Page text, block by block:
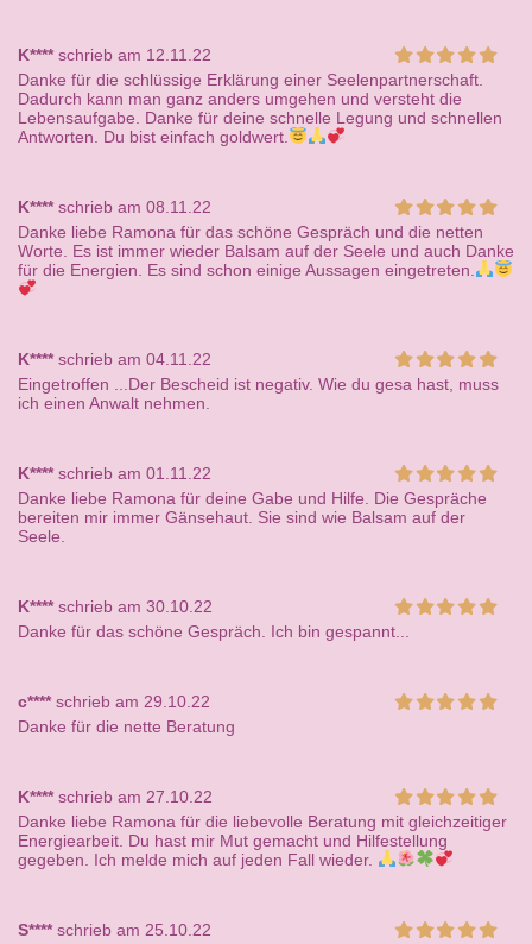
K****schrieb am 12.11.22
Danke für die schlüssige Erklärung einer Seelenpartnerschaft.
Dadurch kann man ganz anders umgehen und versteht die
Lebensaufgabe. Danke für deine schnelle Legung und schnellen
Antworten. Du bist einfach goldwert.
K****schrieb am 08.11.22
Danke liebe Ramona für das schöne Gespräch und die netten
Worte. Es ist immer wieder Balsam auf der Seele und auch Danke
für die Energien. Es sind schon einige Aussagen eingetreten.
K****schrieb am 04.11.22
Eingetroffen ...Der Bescheid ist negativ. Wie du gesa hast, muss
ich einen Anwalt nehmen.
K****schrieb am 01.11.22
Danke liebe Ramona für deine Gabe und Hilfe. Die Gespräche
bereiten mir immer Gänsehaut. Sie sind wie Balsam auf der
Seele.
K****schrieb am 30.10.22
Danke für das schöne Gespräch. Ich bin gespannt...
c****schrieb am 29.10.22
Danke für die nette Beratung
K****schrieb am 27.10.22
Danke liebe Ramona für die liebevolle Beratung mit gleichzeitiger
Energiearbeit. Du hast mir Mut gemacht und Hilfestellung
gegeben. Ich melde mich auf jeden Fall wieder.
S****schrieb am 25.10.22